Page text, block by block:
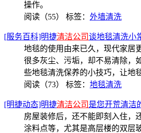
操作。
阅读（55） 标签： 外墙清洗
[服务百科]明捷清洁公司谈地毯清洗小
地毯的使用由来已久，现代家居
很多灰尘、污垢，却不易清除，
些地毯清洗保养的小技巧，让地
阅读（73） 标签： 地毯清洗
[明捷动态]明捷清洁公司 是您开荒清洁
房屋装修后，还不能即刻入住，
涂料点等，尤其是高层楼的双层